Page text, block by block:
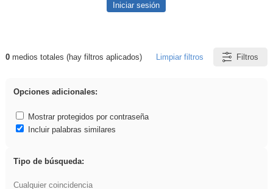
Iniciar sesión
Resultados de: realista
0medios totales (hay filtros aplicados) Limpiar filtros Filtros
Opciones adicionales:
Mostrar protegidos por contraseña
Incluir palabras similares
Tipo de búsqueda:
Cualquier coincidencia